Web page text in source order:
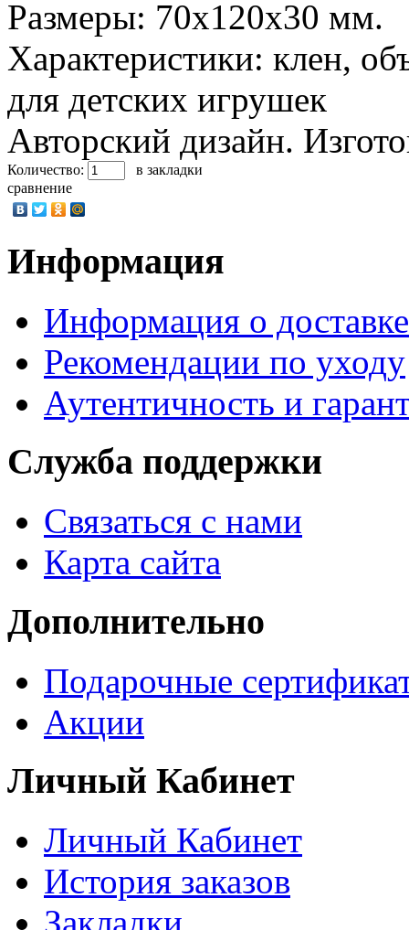
Размеры: 70x120x30 мм.
Характеристики: клен,
для детских игрушек
Авторский дизайн.
Количество:
в закладки
сравнение
Информация
Информация о доставке
Рекомендации по уходу
Аутентичность и
Служба поддержки
Связаться с нами
Карта сайта
Дополнительно
Подарочные
Акции
Личный Кабинет
Личный Кабинет
История заказов